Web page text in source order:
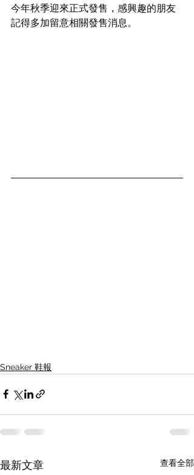
今年秋季迎來正式發售，感興趣的朋友
記得多加留意相關發售消息。
Sneaker 鞋報
最新文章 查看全部